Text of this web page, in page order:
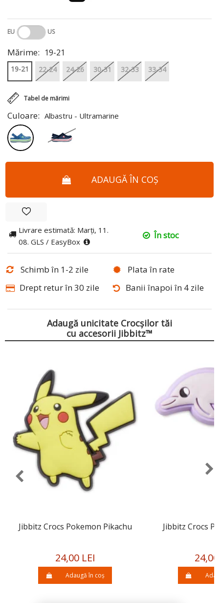
EU US
Culoare: Albastru - Ultramarine
Tabel de mărimi
Mărime: 19-21
19-21 22-24 24-26 30-31 32-33 33-34
ADAUGĂ ÎN COȘ
Livrare estimată: Marți, 11.
08. GLS / EasyBox
În stoc
Schimb în 1-2 zile
Plata în rate
Drept retur în 30 zile
Banii înapoi în 4 zile
Adaugă unicitate Crocșilor tăi
cu accesorii Jibbitz™
Jibbitz Crocs Pokemon Pikachu
24,00 LEI
Adaugă în coș
Jibbitz Crocs